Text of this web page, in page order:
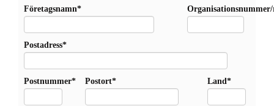
Företagsnamn*
Postadress*
Postnummer* Postort* Land*